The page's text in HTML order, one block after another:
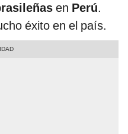
en Perú.
éxito en el país.